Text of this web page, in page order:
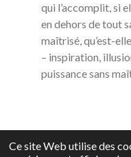
Ce site Web utilise des
qui l’accomplit, si
en dehors de tout
maîtrisé, qu’est-
– inspiration,
puissance sans